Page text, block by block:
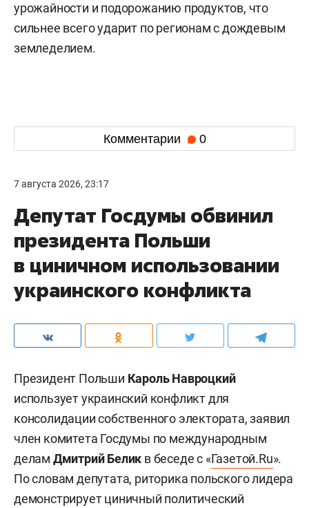
урожайности и подорожанию продуктов, что
сильнее всего ударит по регионам с дождевым
земледелием.
Комментарии 0
7 августа 2026, 23:17
Депутат Госдумы обвинил
президента Польши
в циничном использовании
украинского конфликта
Президент Польши Кароль Навроцкий
использует украинский конфликт для
консолидации собственного электората, заявил
член комитета Госдумы по международным
делам Дмитрий Белик в беседе с «Газетой.Ru».
По словам депутата, риторика польского лидера
демонстрирует циничный политический